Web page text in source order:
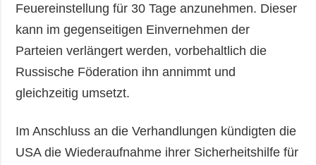
Feuereinstellung für 30 Tage anzunehmen. Dieser
kann im gegenseitigen Einvernehmen der
Parteien verlängert werden, vorbehaltlich die
Russische Föderation ihn annimmt und
gleichzeitig umsetzt.
Im Anschluss an die Verhandlungen kündigten die
USA die Wiederaufnahme ihrer Sicherheitshilfe für